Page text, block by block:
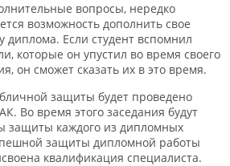
вопросы, нередко
возможность дополнить свое
диплома. Если студент вспомнил
которые он упустил во время своего
он сможет сказать их в это время.
защиты будет проведено
Во время этого заседания будут
защиты каждого из дипломных
защиты дипломной работы
квалификация специалиста.